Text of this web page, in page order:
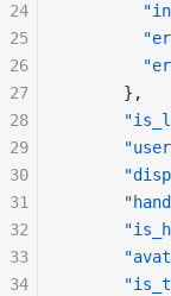
      },
24
25
26
27
28
29
30
31
32
33
34